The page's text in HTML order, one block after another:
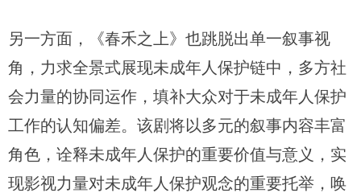
另一方面，《春禾之上》也跳脱出单一叙事视
角，力求全景式展现未成年人保护链中，多方社
会力量的协同运作，填补大众对于未成年人保护
工作的认知偏差。该剧将以多元的叙事内容丰富
角色，诠释未成年人保护的重要价值与意义，实
现影视力量对未成年人保护观念的重要托举，唤